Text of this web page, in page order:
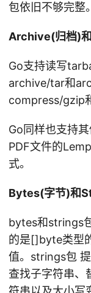
包依旧不够完整。
Archive(归档)
Go支持读写
archive/tar和
compress/gzip
Go同样也支持
PDF文件的
式。
Bytes(字节)和
bytes和strings
的是[]byte类型
值。strings包
查找子字符串、